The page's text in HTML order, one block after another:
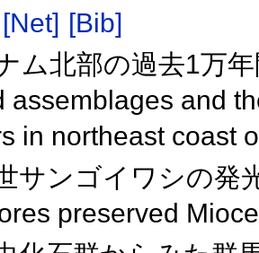
[Net] [Bib]
ム北部の過去1万
assemblages and
in northeast coast
サンゴイワシの発
preserved